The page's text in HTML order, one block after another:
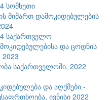
სომხეთი
მიმართ დამოკიდებულების
საქართველო
და ცოდნის
საქართველოში, 2022
და აღქმები -
ივნისი 2022